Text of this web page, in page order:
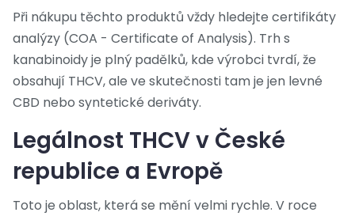
Při nákupu těchto produktů vždy hledejte certifikáty
analýzy (COA - Certificate of Analysis). Trh s
kanabinoidy je plný padělků, kde výrobci tvrdí, že
obsahují THCV, ale ve skutečnosti tam je jen levné
CBD nebo syntetické deriváty.
Legálnost THCV v České
republice a Evropě
Toto je oblast, která se mění velmi rychle. V roce